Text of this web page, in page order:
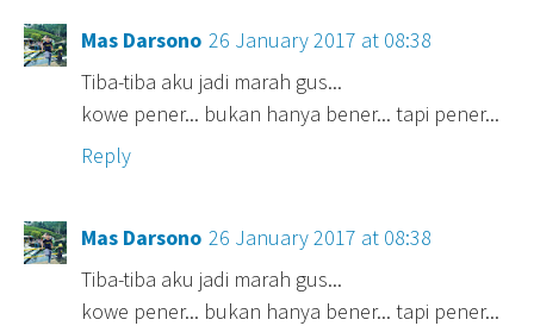
Mas Darsono 26 January 2017 at 08:38
Tiba-tiba aku jadi marah gus...
kowe pener... bukan hanya bener... tapi pener...
Reply
Mas Darsono 26 January 2017 at 08:38
Tiba-tiba aku jadi marah gus...
kowe pener... bukan hanya bener... tapi pener...